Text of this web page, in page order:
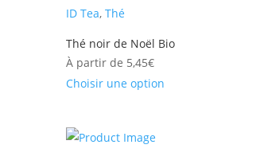
ID Tea,Thé
Thé noir de Noël Bio
À partir de 5,45€
Choisir une option